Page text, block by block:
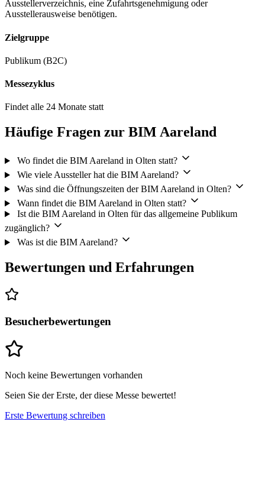
Ausstellerverzeichnis, eine Zufahrtsgenehmigung oder
Ausstellerausweise benötigen.
Zielgruppe
Publikum (B2C)
Messezyklus
Findet alle 24 Monate statt
Häufige Fragen zur BIM Aareland
Wo findet die BIM Aareland in Olten statt?
Wie viele Aussteller hat die BIM Aareland?
Was sind die Öffnungszeiten der BIM Aareland in Olten?
Wann findet die BIM Aareland in Olten statt?
Ist die BIM Aareland in Olten für das allgemeine Publikum
zugänglich?
Was ist die BIM Aareland?
Bewertungen und Erfahrungen
Besucherbewertungen
Noch keine Bewertungen vorhanden
Seien Sie der Erste, der diese Messe bewertet!
Erste Bewertung schreiben